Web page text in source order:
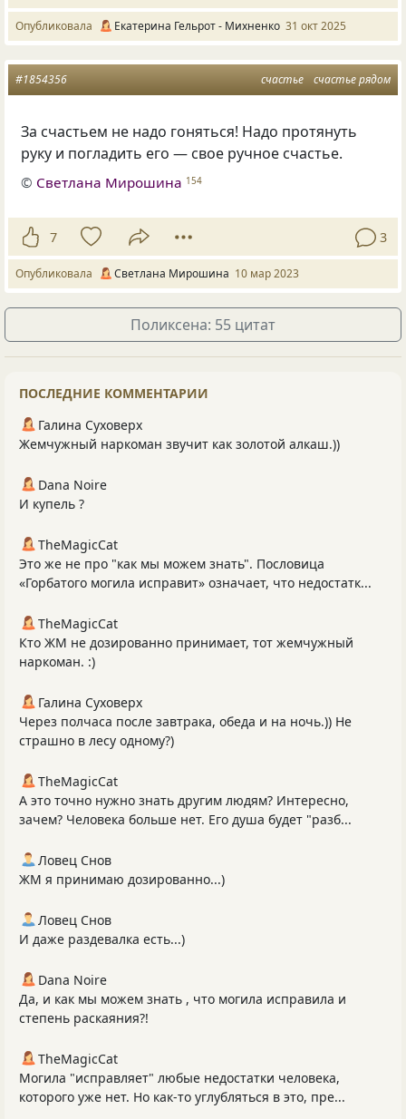
Опубликовала Екатерина Гельрот - Михненко 31 окт 2025
счастье счастье рядом
#1854356
За счастьем не надо гоняться! Надо протянуть
руку и погладить его — свое ручное счастье.
© Светлана Мирошина 154
7 3
Опубликовала Светлана Мирошина 10 мар 2023
Поликсена: 55 цитат
ПОСЛЕДНИЕ КОММЕНТАРИИ
Галина Суховерх
Жемчужный наркоман звучит как золотой алкаш.))
Dana Noire
И купель ?
TheMagicCat
Это же не про "как мы можем знать". Пословица
«Горбатого могила исправит» означает, что недостатк...
TheMagicCat
Кто ЖМ не дозированно принимает, тот жемчужный
наркоман. :)
Галина Суховерх
Через полчаса после завтрака, обеда и на ночь.)) Не
страшно в лесу одному?)
TheMagicCat
А это точно нужно знать другим людям? Интересно,
зачем? Человека больше нет. Его душа будет "разб...
Ловец Снов
ЖМ я принимаю дозированно...)
Ловец Снов
И даже раздевалка есть...)
Dana Noire
Да, и как мы можем знать , что могила исправила и
степень раскаяния?!
TheMagicCat
Могила "исправляет" любые недостатки человека,
которого уже нет. Но как-то углубляться в это, пре...